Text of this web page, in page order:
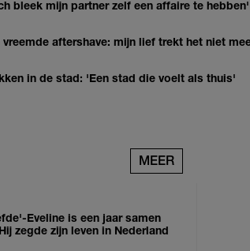
bleek mijn partner zelf een affaire te hebben'
aftershave: mijn lief trekt het niet
in de stad: 'Een stad die voelt als thuis'
MEER
Eveline is een jaar samen
zegde zijn leven in Nederland